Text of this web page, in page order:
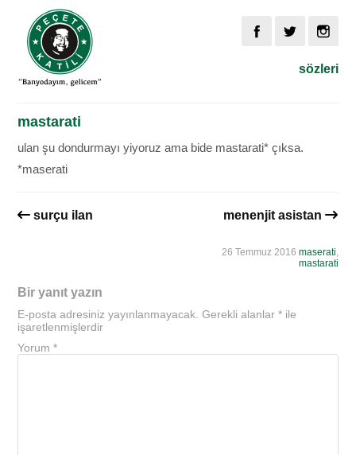
sözleri
mastarati
ulan şu dondurmayı yiyoruz ama bide mastarati* çıksa.
*maserati
surçu ilan menenjit asistan
26 Temmuz 2016 maserati,
mastarati
Bir yanıt yazın
E-posta adresiniz yayınlanmayacak. Gerekli alanlar* ile
işaretlenmişlerdir
Yorum*